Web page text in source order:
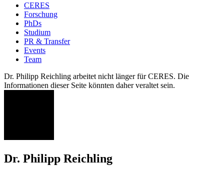
CERES
Forschung
PhDs
Studium
PR & Transfer
Events
Team
Dr. Philipp Reichling arbeitet nicht länger für CERES. Die
Informationen dieser Seite könnten daher veraltet sein.
Dr. Philipp Reichling